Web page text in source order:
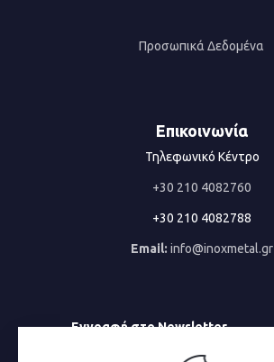
Προσωπικά Δεδομένα
Επικοινωνία
Τηλεφωνικό Κέντρο
+30 210 4082760
+30 210 4082788
Email: info@inoxmetal.gr
Εγγραφή στο Newsletter